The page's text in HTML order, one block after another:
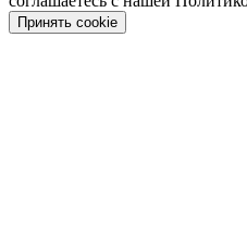
Принять cookie